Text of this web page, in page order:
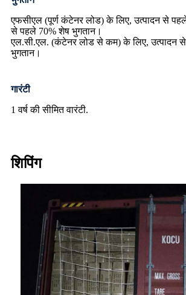
एफसीएल (पूर्ण कंटेनर लोड) के लिए, उत्पादन से
से पहले 70% शेष भुगतान।
एल.सी.एल. (कंटेनर लोड से कम) के लिए, उत्पादन
भुगतान।
गारंटी
1 वर्ष की सीमित वारंटी.
शिपिंग